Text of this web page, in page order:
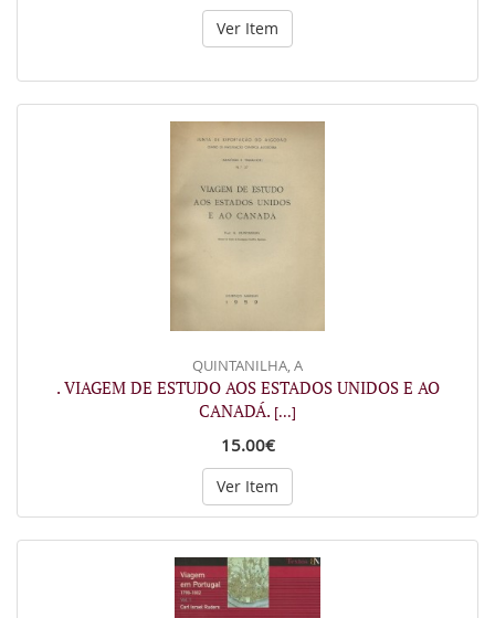
Ver Item
QUINTANILHA, A
. VIAGEM DE ESTUDO AOS ESTADOS UNIDOS E AO
CANADÁ. [...]
15.00€
Ver Item